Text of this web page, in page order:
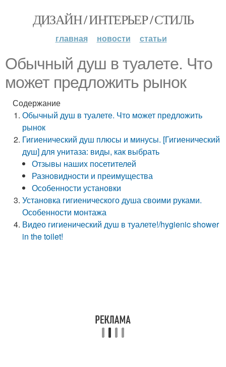
ДИЗАЙН / ИНТЕРЬЕР / СТИЛЬ
главная новости статьи
Обычный душ в туалете. Что
может предложить рынок
Содержание
Обычный душ в туалете. Что может предложить
рынок
Гигиенический душ плюсы и минусы. [Гигиенический
душ] для унитаза: виды, как выбрать
Отзывы наших посетителей
Разновидности и преимущества
Особенности установки
Установка гигиенического душа своими руками.
Особенности монтажа
Видео гигиенический душ в туалете!/hygienic shower
in the toilet!